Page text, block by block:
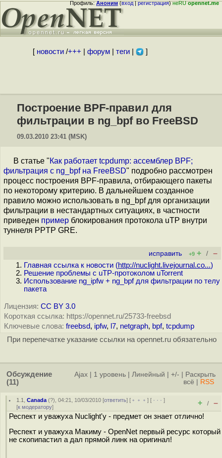
Профиль:Аноним(вход|регистрация)неRUopennet.me
[ новости/+++ форум| теги| ]
Построение BPF-правил для
фильтрации в ng_bpf во FreeBSD
09.03.2010 23:41 (MSK)
В статье "Как работает tcpdump: ассемблер BPF;
фильтрация с ng_bpf на FreeBSD" подробно рассмотрен
процесс построения BPF-правила, отбирающего пакеты
по некоторому критерию. В дальнейшем созданное
правило можно использовать в ng_bpf для организации
фильтрации в нестандартных ситуациях, в частности
приведен пример блокирования протокола uTP внутри
туннеля PPTP GRE.
исправить +9 + / –
Главная ссылка к новости (http://nuclight.livejournal.co...)
Решение проблемы с uTP-протоколом uTorrent
Использование ng_ipfw + ng_bpf для фильтрации по телу
пакета
Лицензия: CC BY 3.0
Короткая ссылка: https://opennet.ru/25733-freebsd
Ключевые слова: freebsd, ipfw, l7, netgraph, bpf, tcpdump
При перепечатке указание ссылки на opennet.ru обязательно
Обсуждение
(11)
Ajax 1 уровень Линейный +/-
Раскрыть
всё
RSS
1.1 ,Canada (?), 04:21, 10/03/2010 [ответить] [ ﹢﹢﹢] [ · · ·]
[к модератору] + / –
Респект и уважуха Nuclight'у - предмет он знает отлично!
Респект и уважуха Макиму - OpenNet первый ресурс который
не скопипастил а дал прямой линк на оригинал!